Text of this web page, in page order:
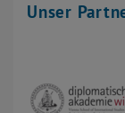
Unser